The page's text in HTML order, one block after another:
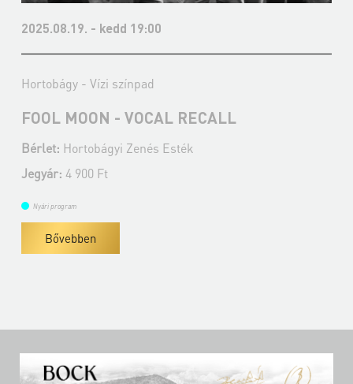
2025.08.19. - kedd 19:00
Hortobágy - Vízi színpad
FOOL MOON - VOCAL RECALL
Bérlet: Hortobágyi Zenés Esték
Jegyár: 4 900 Ft
Nyári program
Bővebben